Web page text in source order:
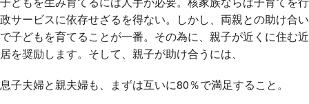
政サービスに依存せざるを得ない。しかし、両親との助け合い
で子どもを育てることが一番。その為に、親子が近くに住む近
居を奨励します。そして、親子が助け合うには、
息子夫婦と親夫婦も、まずは互いに80％で満足すること。